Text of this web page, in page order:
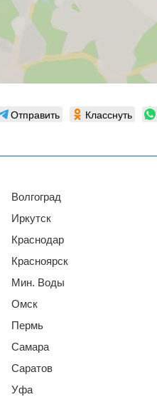
Отправить Класснуть
Волгоград
Иркутск
Краснодар
Красноярск
Мин. Воды
Омск
Пермь
Самара
Саратов
Уфа